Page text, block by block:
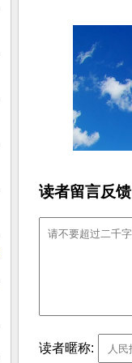
读者留言反
读者暱称: